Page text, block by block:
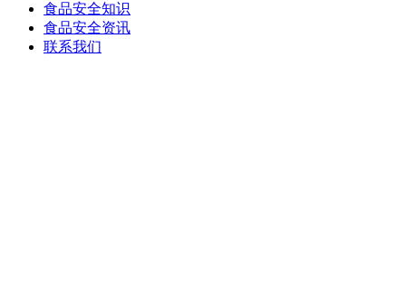
食品安全知识
食品安全资讯
联系我们